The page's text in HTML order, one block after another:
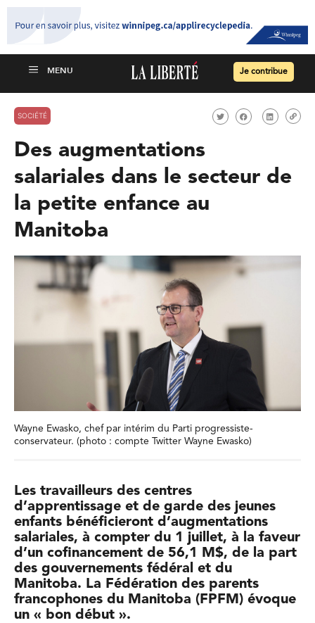
Je contribue
SOCIÉTÉ
Des augmentations
salariales dans le secteur de
la petite enfance au
Manitoba
Wayne Ewasko, chef par intérim du Parti progressiste-
conservateur. (photo : compte Twitter Wayne Ewasko)
Les travailleurs des centres
d’apprentissage et de garde des jeunes
enfants bénéficieront d’augmentations
salariales, à compter du 1 juillet, à la faveur
d’un cofinancement de 56,1 M$, de la part
des gouvernements fédéral et du
Manitoba. La Fédération des parents
francophones du Manitoba (FPFM) évoque
un « bon début ».